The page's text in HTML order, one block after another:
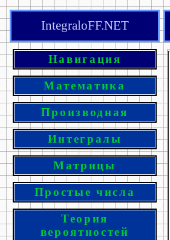
IntegraloFF.NET
Навигация
Математика
Производная
Интегралы
Матрицы
Простые числа
Теория
вероятностей